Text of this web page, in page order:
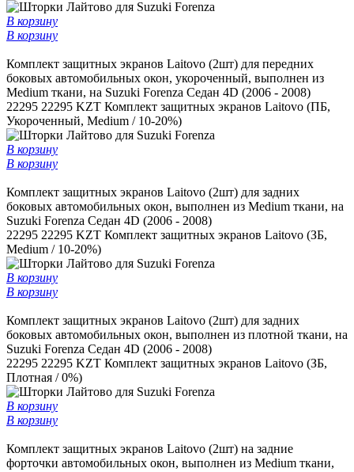
В корзину
В корзину
Комплект защитных экранов Laitovo (2шт) для передних
боковых автомобильных окон, укороченный, выполнен из
Medium ткани, на Suzuki Forenza Седан 4D (2006 - 2008)
22295 22295 KZT Комплект защитных экранов Laitovo (ПБ,
Укороченный, Medium / 10-20%)
В корзину
В корзину
Комплект защитных экранов Laitovo (2шт) для задних
боковых автомобильных окон, выполнен из Medium ткани, на
Suzuki Forenza Седан 4D (2006 - 2008)
22295 22295 KZT Комплект защитных экранов Laitovo (ЗБ,
Medium / 10-20%)
В корзину
В корзину
Комплект защитных экранов Laitovo (2шт) для задних
боковых автомобильных окон, выполнен из плотной ткани, на
Suzuki Forenza Седан 4D (2006 - 2008)
22295 22295 KZT Комплект защитных экранов Laitovo (ЗБ,
Плотная / 0%)
В корзину
В корзину
Комплект защитных экранов Laitovo (2шт) на задние
форточки автомобильных окон, выполнен из Medium ткани,